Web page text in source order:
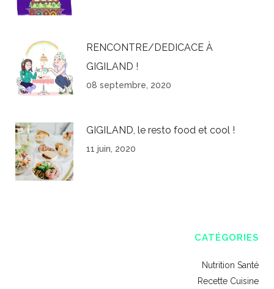
RENCONTRE/DEDICACE À
GIGILAND !
08 septembre, 2020
GIGILAND, le resto food et cool !
11 juin, 2020
CATÉGORIES
Nutrition Santé
Recette Cuisine